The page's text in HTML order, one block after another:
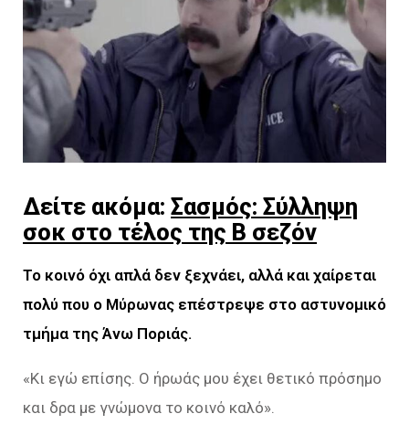
Δείτε ακόμα: Σασμός: Σύλληψη
σοκ στο τέλος της Β σεζόν
Το κοινό όχι απλά δεν ξεχνάει, αλλά και χαίρεται
πολύ που ο Μύρωνας επέστρεψε στο αστυνομικό
τμήμα της Άνω Ποριάς.
«Κι εγώ επίσης. Ο ήρωάς μου έχει θετικό πρόσημο
και δρα με γνώμονα το κοινό καλό».